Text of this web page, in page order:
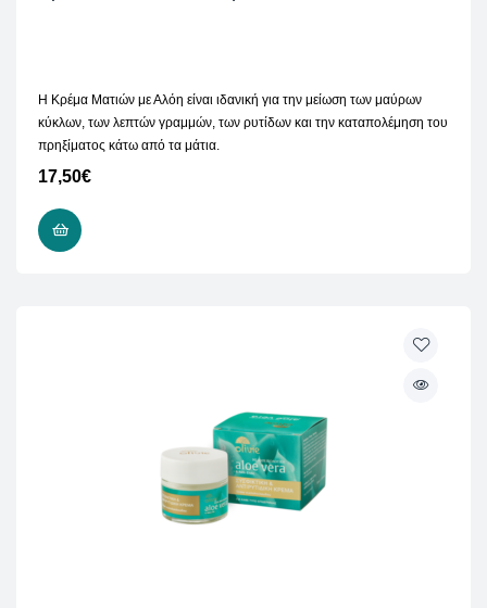
H Κρέμα Ματιών με Αλόη είναι ιδανική για την μείωση των μαύρων
κύκλων, των λεπτών γραμμών, των ρυτίδων και την καταπολέμηση του
πρηξίματος κάτω από τα μάτια.
17,50€